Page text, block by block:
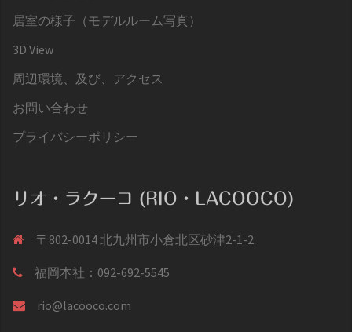
居室の様子（モデルルーム写真）
3D View
周辺環境、及び、アクセス
お問い合わせ
プライバシーポリシー
リオ・ラクーコ (RIO・LACOOCO)
〒802-0014 北九州市小倉北区砂津2-1-2
福岡本社：092-692-5545
rio@lacooco.com